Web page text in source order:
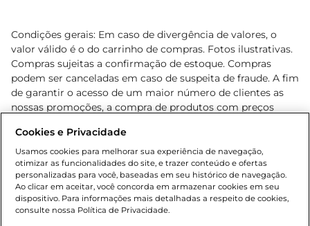
Condições gerais: Em caso de divergência de valores, o
valor válido é o do carrinho de compras. Fotos ilustrativas.
Compras sujeitas a confirmação de estoque. Compras
podem ser canceladas em caso de suspeita de fraude. A fim
de garantir o acesso de um maior número de clientes as
nossas promoções, a compra de produtos com preços
cliente. Os preços, ofertas e condições são exclusivos para
o e-commerce e válidos durante o dia de hoje, podendo
sofrer alterações sem prévia notificação. Proibida a venda
de bebidas alcoólicas para menores de 18 anos, conforme
Lei n.º 8069/90, art. 81, inciso II (Estatuto da Criança e do
Adolescente). Preços e condições exclusivos para o
Cookies e Privacidade
Usamos cookies para melhorar sua experiência de navegação,
otimizar as funcionalidades do site, e trazer conteúdo e ofertas
personalizadas para você, baseadas em seu histórico de navegação.
Ao clicar em aceitar, você concorda em armazenar cookies em seu
dispositivo. Para informações mais detalhadas a respeito de cookies,
consulte nossa Política de Privacidade.